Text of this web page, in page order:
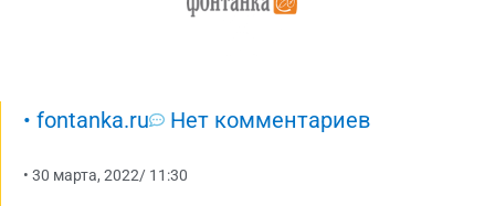
• fontanka.ru Нет комментариев
• 30 марта, 2022/ 11:30